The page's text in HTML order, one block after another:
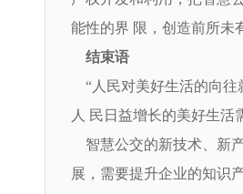
能性的界 限，创造前所未
结束语
“人民对美好生活的向往
人 民日益增长的美好生
智慧公交的新技术、新
展，需要提升企业的知识